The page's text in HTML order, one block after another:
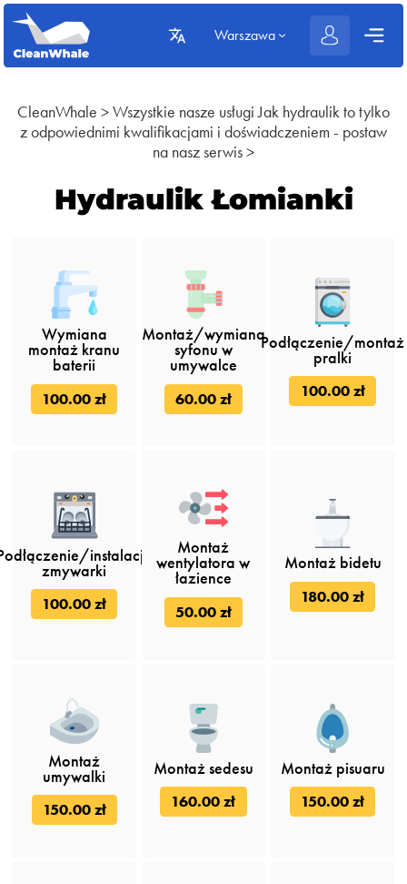
Warszawa
CleanWhale >Wszystkie nasze usługi Jak hydraulik to tylko
z odpowiednimi kwalifikacjami i doświadczeniem - postaw
na nasz serwis>
Hydraulik Łomianki
Wymiana
montaż kranu
baterii
100.00 zł
Montaż/wymiana
syfonu w
umywalce
60.00 zł
Podłączenie/montaż
pralki
100.00 zł
instalacja
zmywarki
100.00 zł
Montaż
wentylatora w
łazience
50.00 zł
Montaż bidetu
180.00 zł
Montaż
umywalki
150.00 zł
Montaż sedesu
160.00 zł
Montaż pisuaru
150.00 zł